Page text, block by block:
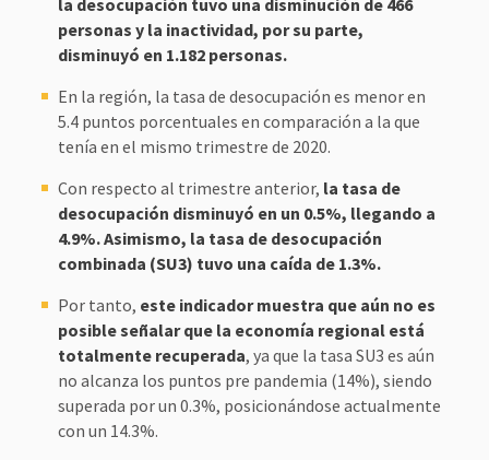
la desocupación tuvo una disminución de 466
personas y la inactividad, por su parte,
disminuyó en 1.182 personas.
En la región, la tasa de desocupación es menor en
5.4 puntos porcentuales en comparación a la que
tenía en el mismo trimestre de 2020.
Con respecto al trimestre anterior, la tasa de
desocupación disminuyó en un 0.5%, llegando a
4.9%. Asimismo, la tasa de desocupación
combinada (SU3) tuvo una caída de 1.3%.
Por tanto, este indicador muestra que aún no es
posible señalar que la economía regional está
totalmente recuperada, ya que la tasa SU3 es aún
no alcanza los puntos pre pandemia (14%), siendo
superada por un 0.3%, posicionándose actualmente
con un 14.3%.